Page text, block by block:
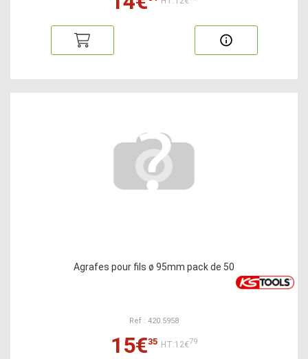
Agrafes pour fils ø 95mm pack de 50
Ref : 420.5958
15€35 HT:12€79